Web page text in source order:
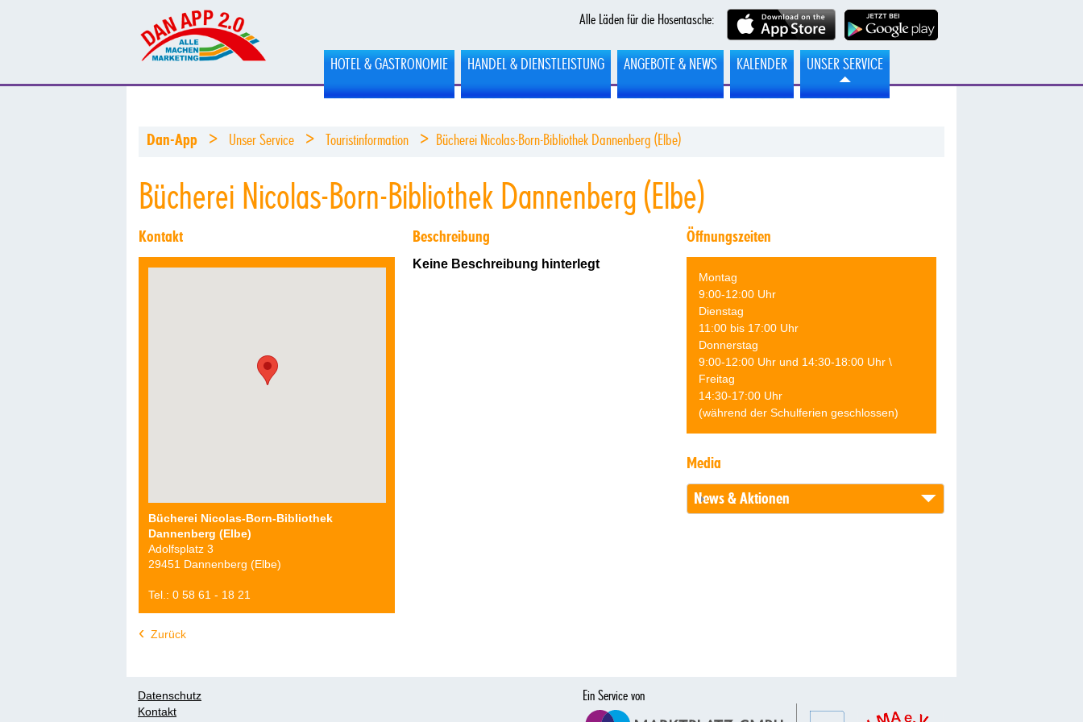
Alle Läden für die Hosentasche:
HOTEL & GASTRONOMIE HANDEL & DIENSTLEISTUNG ANGEBOTE & NEWS KALENDER UNSER SERVICE
Dan-App > Unser Service > Touristinformation > Bücherei Nicolas-Born-Bibliothek Dannenberg (Elbe)
Bücherei Nicolas-Born-Bibliothek Dannenberg (Elbe)
Kontakt
Bücherei Nicolas-Born-Bibliothek
Dannenberg (Elbe)
Adolfsplatz 3
29451 Dannenberg (Elbe)
Tel.: 0 58 61 - 18 21
Beschreibung
Keine Beschreibung hinterlegt
Öffnungszeiten
Montag
9:00-12:00 Uhr
Dienstag
11:00 bis 17:00 Uhr
Donnerstag
9:00-12:00 Uhr und 14:30-18:00 Uhr \
Freitag
14:30-17:00 Uhr
(während der Schulferien geschlossen)
Media
News & Aktionen
Zurück
Ein Service von
Datenschutz
Kontakt